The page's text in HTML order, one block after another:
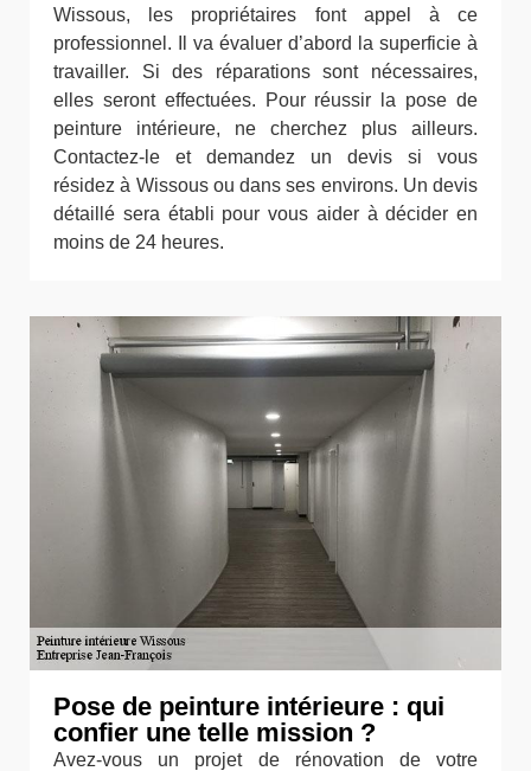
Wissous, les propriétaires font appel à ce
professionnel. Il va évaluer d’abord la superficie à
travailler. Si des réparations sont nécessaires,
elles seront effectuées. Pour réussir la pose de
peinture intérieure, ne cherchez plus ailleurs.
Contactez-le et demandez un devis si vous
résidez à Wissous ou dans ses environs. Un devis
détaillé sera établi pour vous aider à décider en
moins de 24 heures.
Pose de peinture intérieure : qui
confier une telle mission ?
Avez-vous un projet de rénovation de votre